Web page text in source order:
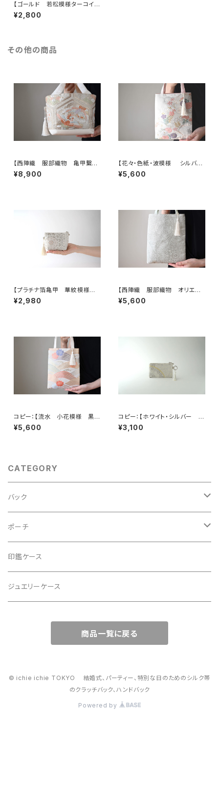
【ゴールド 若松模様ターコイ
ズ シルク帯 印鑑ケース】結
婚祝い、誕生日のギフトに。がま
¥2,800
その他の商品
【西陣織 服部織物 亀甲繋ぎ
に鳳凰・花模様 帯リメイク ト
ートバッグ】日常使い、結婚式、パ
¥8,900
【花々・色紙・波模様 シルバ
ー・薄ピンク シルク帯リメイク
ミニサブバッグ フォーマルバッ
¥5,600
【プラチナ箔亀甲 華紋模様
シルク帯リメイク ミニポーチ】
カードケース、ポーチ小さめ、ジ
¥2,980
【西陣織 服部織物 オリエン
ト更紗 華紋様 薄グリーン・シ
ルバー シルク帯リメイク ミニ
¥5,600
コピー：【流水 小花模様 黒
シルク 帯リメイク ミニサブバッ
ク フォーマルバック】日常使い、
¥5,600
コピー：【ホワイト・シルバー シ
ルク帯 リメイク バッグチャー
ム型ミニポーチ】カードケース、
¥3,100
CATEGORY
バック
2Wayクラッチバッグ＆ハンドバッグ
ハンドバッグ・ショルダーバッグ
スマホショルダー、サコッシュ
トートーバッグ
コロンとしたハンドバッグ
ポーチ
コロンとした大容量コスメポーチ
ミニポーチ
印鑑ケース
ジュエリーケース
商品一覧に戻る
© ichie ichie TOKYO 結婚式、パーティー、特別な日のためのシルク帯
のクラッチバック、ハンドバック
Powered by